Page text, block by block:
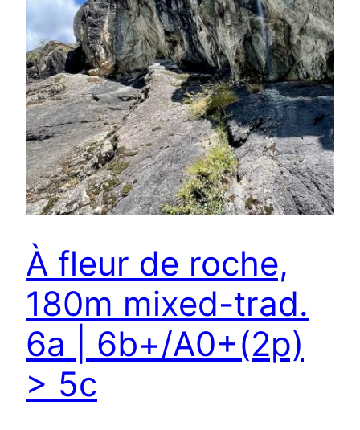
À fleur de roche,
180m mixed-trad.
6a | 6b+/A0+(2p)
> 5c